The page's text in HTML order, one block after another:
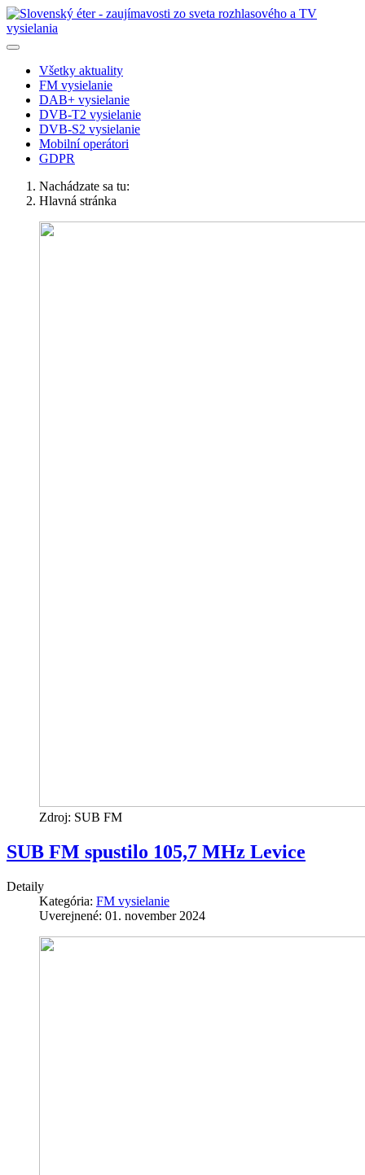
Všetky aktuality
FM vysielanie
DAB+ vysielanie
DVB-T2 vysielanie
DVB-S2 vysielanie
Mobilní operátori
GDPR
Nachádzate sa tu:
Hlavná stránka
Zdroj: SUB FM
SUB FM spustilo 105,7 MHz Levice
Detaily
Kategória: FM vysielanie
Uverejnené: 01. november 2024